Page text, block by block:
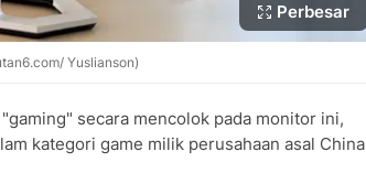
Perbesar
Yuslianson)
secara mencolok pada monitor ini,
kategori game milik perusahaan asal China